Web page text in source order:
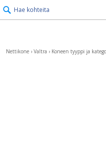
Hae kohteita
Nettikone › Valtra › Koneen tyyppi ja